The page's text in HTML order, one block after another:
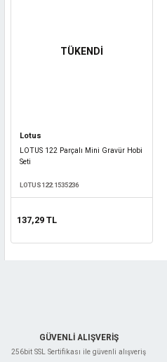
TÜKENDİ
Lotus
LOTUS 122 Parçalı Mini Gravür Hobi
Seti
LOTUS122.1535236
137,29 TL
GÜVENLİ ALIŞVERİŞ
256bit SSL Sertifikası ile güvenli alışveriş